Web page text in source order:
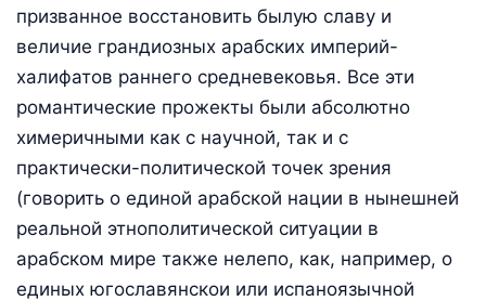
призванное восстановить былую славу и
величие грандиозных арабских империй-
халифатов раннего средневековья. Все эти
романтические прожекты были абсолютно
химеричными как с научной, так и с
практически-политической точек зрения
(говорить о единой арабской нации в нынешней
реальной этнополитической ситуации в
арабском мире также нелепо, как, например, о
единых югославянскои или испаноязычной